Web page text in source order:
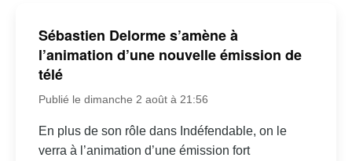
Sébastien Delorme s’amène à
l’animation d’une nouvelle émission de
télé
Publié le dimanche 2 août à 21:56
En plus de son rôle dans Indéfendable, on le
verra à l’animation d’une émission fort